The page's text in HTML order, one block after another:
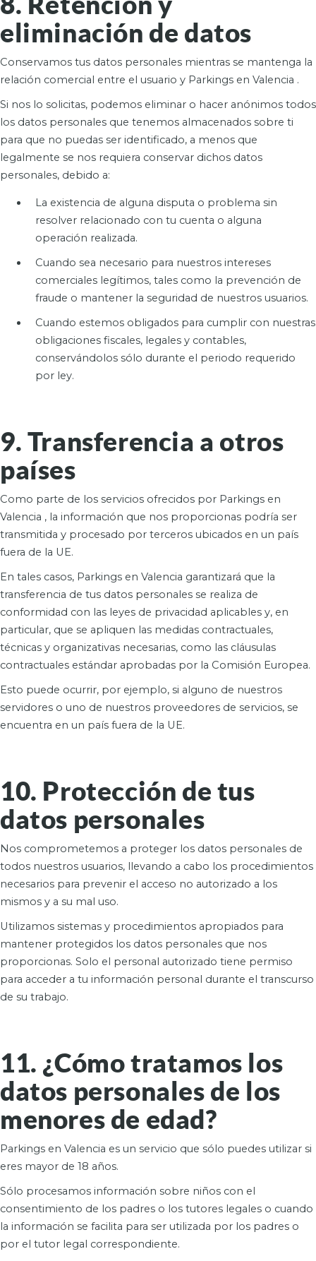
eliminación de datos
Conservamos tus datos personales mientras se mantenga la
relación comercial entre el usuario y Parkings en Valencia .
Si nos lo solicitas, podemos eliminar o hacer anónimos todos
los datos personales que tenemos almacenados sobre ti
para que no puedas ser identificado, a menos que
legalmente se nos requiera conservar dichos datos
personales, debido a:
La existencia de alguna disputa o problema sin
resolver relacionado con tu cuenta o alguna
operación realizada.
Cuando sea necesario para nuestros intereses
comerciales legítimos, tales como la prevención de
fraude o mantener la seguridad de nuestros usuarios.
Cuando estemos obligados para cumplir con nuestras
obligaciones fiscales, legales y contables,
conservándolos sólo durante el periodo requerido
por ley.
9. Transferencia a otros
países
Como parte de los servicios ofrecidos por Parkings en
Valencia , la información que nos proporcionas podría ser
transmitida y procesado por terceros ubicados en un país
fuera de la UE.
En tales casos, Parkings en Valencia garantizará que la
transferencia de tus datos personales se realiza de
conformidad con las leyes de privacidad aplicables y, en
particular, que se apliquen las medidas contractuales,
técnicas y organizativas necesarias, como las cláusulas
contractuales estándar aprobadas por la Comisión Europea.
Esto puede ocurrir, por ejemplo, si alguno de nuestros
servidores o uno de nuestros proveedores de servicios, se
encuentra en un país fuera de la UE.
10. Protección de tus
datos personales
Nos comprometemos a proteger los datos personales de
todos nuestros usuarios, llevando a cabo los procedimientos
necesarios para prevenir el acceso no autorizado a los
mismos y a su mal uso.
Utilizamos sistemas y procedimientos apropiados para
mantener protegidos los datos personales que nos
proporcionas. Solo el personal autorizado tiene permiso
para acceder a tu información personal durante el transcurso
de su trabajo.
11. ¿Cómo tratamos los
datos personales de los
menores de edad?
Parkings en Valencia es un servicio que sólo puedes utilizar si
eres mayor de 18 años.
Sólo procesamos información sobre niños con el
consentimiento de los padres o los tutores legales o cuando
la información se facilita para ser utilizada por los padres o
por el tutor legal correspondiente.